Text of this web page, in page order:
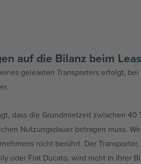
auf die Bilanz beim
geleasten Transporters erfolgt,
dass die Grundmietzeit zwischen 40
Nutzungsdauer betragen muss.
nicht berührt. Der
oder Fiat Ducato, wird nicht in Ihrer